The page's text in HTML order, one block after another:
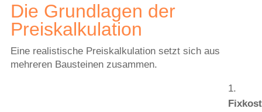
Die Grundlagen der
Preiskalkulation
Eine realistische Preiskalkulation setzt sich aus
mehreren Bausteinen zusammen.